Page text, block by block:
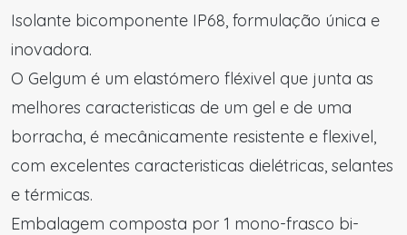
Isolante bicomponente IP68, formulação única e
inovadora.
O Gelgum é um elastómero fléxivel que junta as
melhores caracteristicas de um gel e de uma
borracha, é mecânicamente resistente e flexivel,
com excelentes caracteristicas dielétricas, selantes
e térmicas.
Embalagem composta por 1 mono-frasco bi-